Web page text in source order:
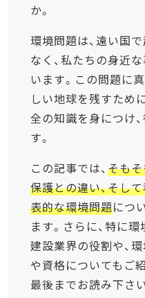
か。
環境問題は、遠い国
なく、私たちの身近
います。この問題に
しい地球を残すため
全の知識を身につけ
す。
この記事では、そも
保護との違い、そし
表的な環境問題につ
ます。さらに、特に
建設業界の役割や、
や資格についてもご
最後までお読み下さい